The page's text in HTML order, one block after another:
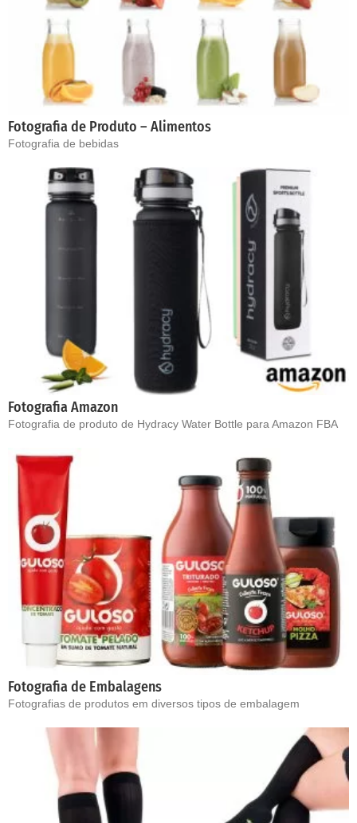
Fotografia de Produto – Alimentos
Fotografia de bebidas
Fotografia Amazon
Fotografia de produto de Hydracy Water Bottle para Amazon FBA
Fotografia de Embalagens
Fotografias de produtos em diversos tipos de embalagem